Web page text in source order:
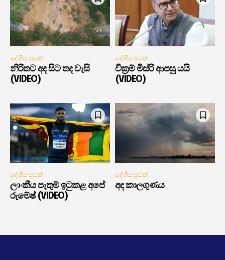
දේශීය පුවත්
නිරිතට අද සිට තද වැසි
(VIDEO)
දේශීය පුවත්
වික්‍රම් මිස්රි ආපසු යයි
(VIDEO)
දේශීය පුවත්
ලාංකීය පැතුම් ඉටුකළ අපේ
රුමේෂ් (VIDEO)
දේශීය පුවත්
අද කාලගුණය